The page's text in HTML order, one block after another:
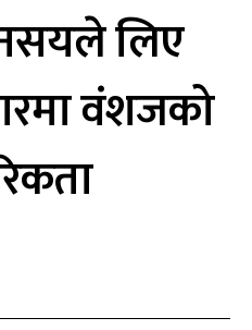
लिए
वंशजको